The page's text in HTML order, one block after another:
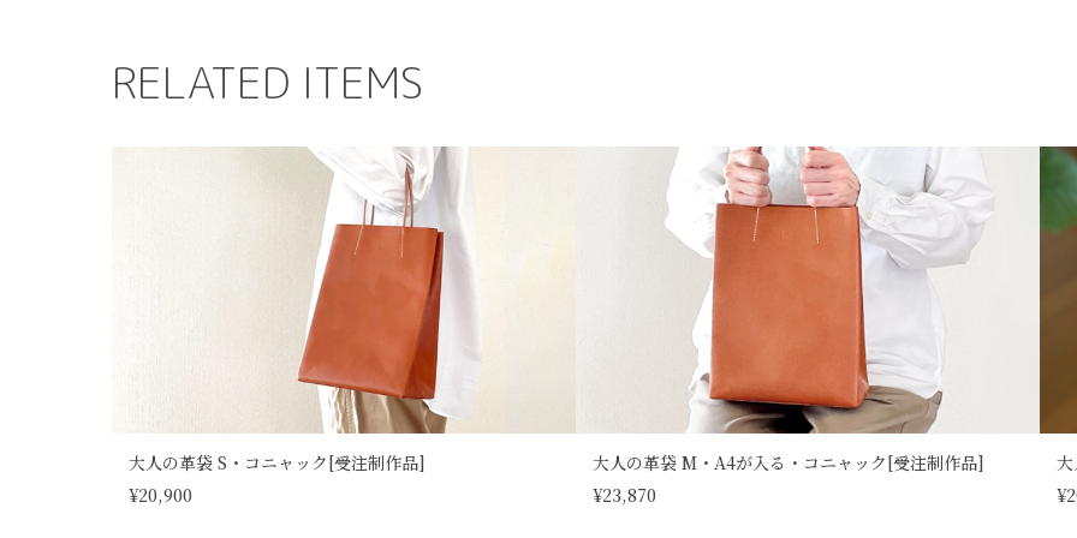
RELATED ITEMS
大人の革袋 S・コニャック[受注制作品]
¥20,900
大人の革袋 M・A4が入る・コニャック[受注制作品]
¥23,870